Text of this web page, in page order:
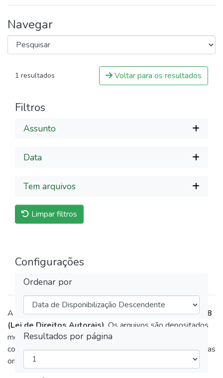
Navegar
1 resultados Voltar para os resultados
Filtros
Assunto
Data
Tem arquivos
Limpar filtros
Configurações
Ordenar por
Resultados por página
A disponibilização destas obras respeita aLei nº 9.610/98
(Lei de Direitos Autorais) . Os arquivos são depositados
mediante autorização expressa dos autores ou em
conformidade com as políticas de arquivamento das editoras
originais.